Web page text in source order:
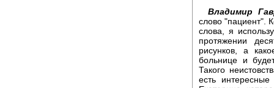
Владимир
слово "пациент".
слова, я
протяжении
рисунков, а
больнице и
Такого
есть